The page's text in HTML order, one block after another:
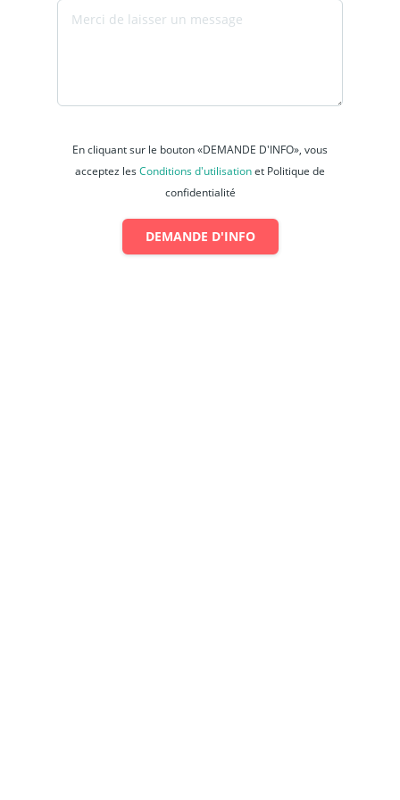
En cliquant sur le bouton «DEMANDE D'INFO», vous
acceptez les Conditions d'utilisationet Politique de
confidentialité
DEMANDE D'INFO